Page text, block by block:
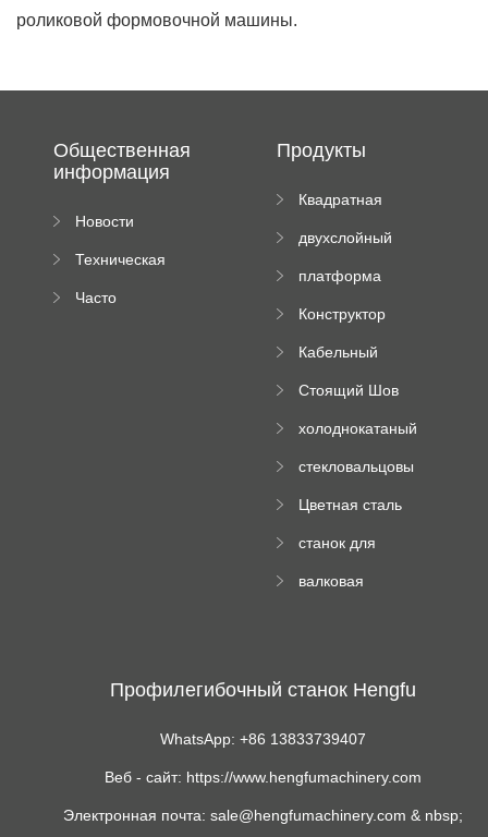
роликовой формовочной машины.
Общественная
информация
Новости
Техническая
Часто
Продукты
Квадратная
машина
двухслойный
пресс
платформа
роликового
Конструктор
трубы
Кабельный
формируя
Стоящий Шов
Машина
холоднокатаный
станок
стекловальцовы
Цветная сталь
машина
станок для
трапециевидных
валковая
Профилегибочный станок Hengfu
WhatsApp: +86 13833739407
Веб - сайт: https://www.hengfumachinery.com
Электронная почта: sale@hengfumachinery.com & nbsp;